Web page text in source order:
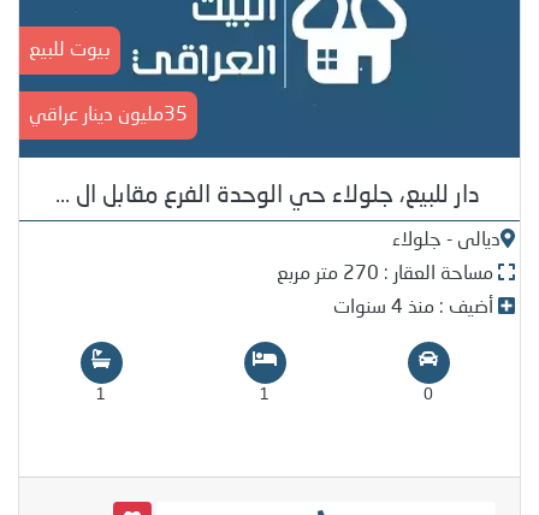
بيوت للبيع
35مليون دينار عراقي
دار للبيع، جلولاء حي الوحدة الفرع مقابل ال ...
ديالى - جلولاء
مساحة العقار : 270 متر مربع
أضيف : منذ 4 سنوات
0
1
1